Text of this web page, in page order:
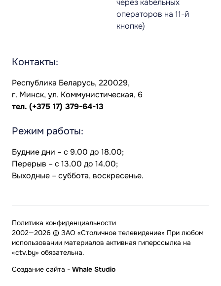
через кабельных
операторов на 11-й
кнопке)
Контакты:
Республика Беларусь, 220029,
г. Минск, ул. Коммунистическая, 6
тел. (+375 17) 379-64-13
Режим работы:
Будние дни – с 9.00 до 18.00;
Перерыв – с 13.00 до 14.00;
Выходные – суббота, воскресенье.
2002—2026 © ЗАО «Столичное телевидение» При любом
использовании материалов активная гиперссылка на
«ctv.by» обязательна.
Политика конфиденциальности
Создание сайта - Whale Studio